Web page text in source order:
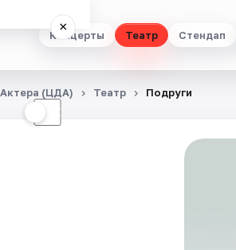
Концерты Театр Стендап
×
☾
(ЦДА) Театр Подруги